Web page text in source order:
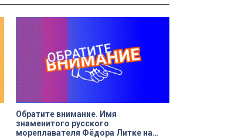
Обратите внимание. Имя
знаменитого русского
мореплавателя Фёдора Литке на